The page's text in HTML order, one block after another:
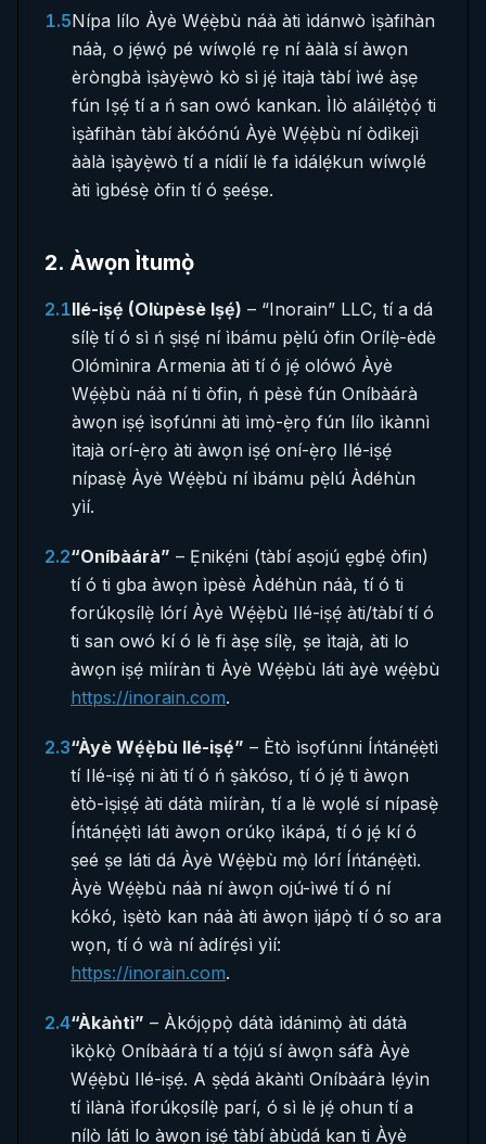
1.5Nípa lílo Àyè Wẹ́ẹ̀bù náà àti ìdánwò ìṣàfihàn
náà, o jẹ́wọ́ pé wíwọlé rẹ ní ààlà sí àwọn
èròngbà ìṣàyẹ̀wò kò sì jẹ́ ìtajà tàbí ìwé àṣẹ
fún Iṣẹ́ tí a ń san owó kankan. Ìlò aláìlẹ́tọ̀ọ́ ti
ìṣàfihàn tàbí àkóónú Àyè Wẹ́ẹ̀bù ní òdìkejì
ààlà ìṣàyẹ̀wò tí a nídìí lè fa ìdálẹ́kun wíwọlé
àti ìgbésẹ̀ òfin tí ó ṣeéṣe.
2. Àwọn Ìtumọ̀
2.1Ilé-iṣẹ́ (Olùpèsè Iṣẹ́) – “Inorain” LLC, tí a dá
sílẹ̀ tí ó sì ń ṣiṣẹ́ ní ìbámu pẹ̀lú òfin Orílẹ̀-èdè
Olómìnira Armenia àti tí ó jẹ́ olówó Àyè
Wẹ́ẹ̀bù náà ní ti òfin, ń pèsè fún Oníbàárà
àwọn iṣẹ́ ìsọfúnni àti ìmọ̀-ẹ̀rọ fún lílo ìkànnì
ìtajà orí-ẹ̀rọ àti àwọn iṣẹ́ oní-ẹ̀rọ Ilé-iṣẹ́
nípasẹ̀ Àyè Wẹ́ẹ̀bù ní ìbámu pẹ̀lú Àdéhùn
yìí.
2.2“Oníbàárà” – Ẹnikẹ́ni (tàbí aṣojú ẹgbẹ́ òfin)
tí ó ti gba àwọn ìpèsè Àdéhùn náà, tí ó ti
forúkọsílẹ̀ lórí Àyè Wẹ́ẹ̀bù Ilé-iṣẹ́ àti/tàbí tí ó
ti san owó kí ó lè fi àṣẹ sílẹ̀, ṣe ìtajà, àti lo
àwọn iṣẹ́ mìíràn ti Àyè Wẹ́ẹ̀bù láti àyè wẹ́ẹ̀bù
https://inorain.com.
2.3“Àyè Wẹ́ẹ̀bù Ilé-iṣẹ́” – Ètò ìsọfúnni Íńtánẹ́ẹ̀tì
tí Ilé-iṣẹ́ ni àti tí ó ń ṣàkóso, tí ó jẹ́ ti àwọn
ètò-ìṣiṣẹ́ àti dátà mìíràn, tí a lè wọlé sí nípasẹ̀
Íńtánẹ́ẹ̀tì láti àwọn orúkọ ìkápá, tí ó jẹ́ kí ó
ṣeé ṣe láti dá Àyè Wẹ́ẹ̀bù mọ̀ lórí Íńtánẹ́ẹ̀tì.
Àyè Wẹ́ẹ̀bù náà ní àwọn ojú-ìwé tí ó ní
kókó, ìṣètò kan náà àti àwọn ìjápọ̀ tí ó so ara
wọn, tí ó wà ní àdírẹ́sì yìí:
https://inorain.com.
2.4“Àkàǹtì” – Àkójọpọ̀ dátà ìdánimọ̀ àti dátà
ìkọ̀kọ̀ Oníbàárà tí a tọ́jú sí àwọn sáfà Àyè
Wẹ́ẹ̀bù Ilé-iṣẹ́. A ṣẹ̀dá àkàǹtì Oníbàárà lẹ́yìn
tí ìlànà ìforúkọsílẹ̀ parí, ó sì lè jẹ́ ohun tí a
nílò láti lo àwọn iṣẹ́ tàbí àbùdá kan ti Àyè